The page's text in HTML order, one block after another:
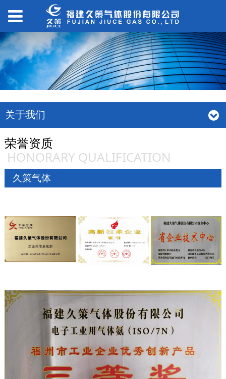
关于我们
荣誉资质
HONORARY QUALIFICATION
久策气体